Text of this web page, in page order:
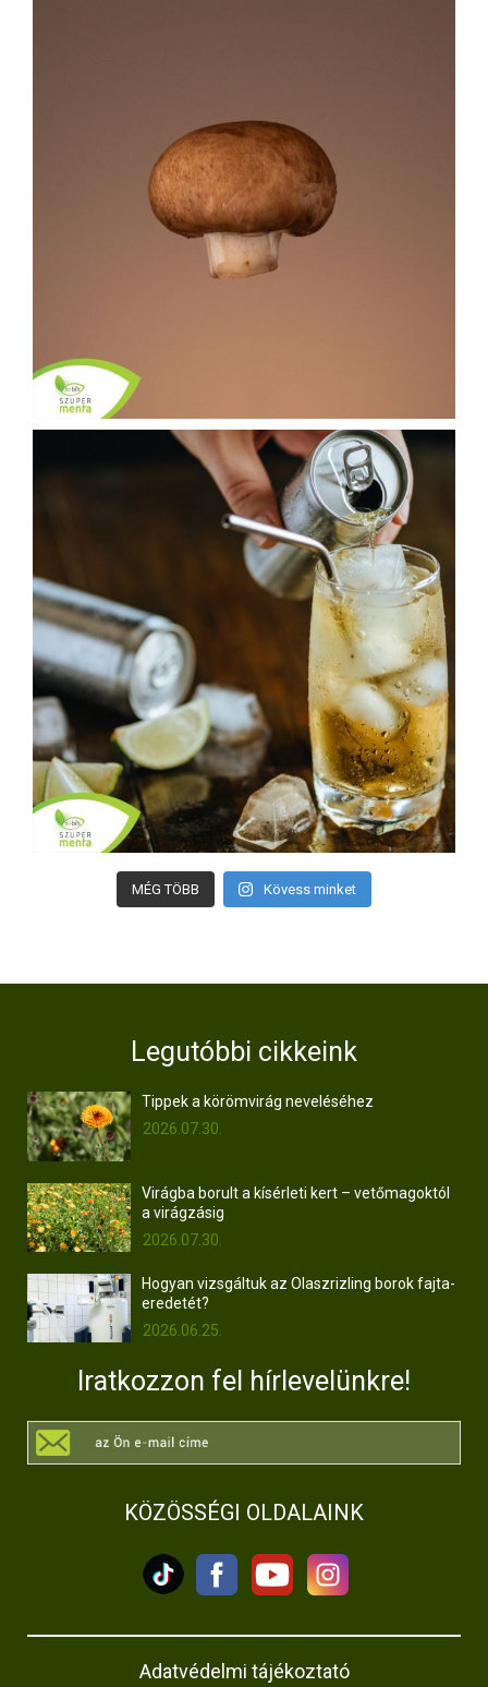
MÉG TÖBB Kövess minket
Legutóbbi cikkeink
Tippek a körömvirág neveléséhez
2026.07.30.
Virágba borult a kísérleti kert – vetőmagoktól
a virágzásig
2026.07.30.
Hogyan vizsgáltuk az Olaszrizling borok fajta-
eredetét?
2026.06.25.
Iratkozzon fel hírlevelünkre!
KÖZÖSSÉGI OLDALAINK
Adatvédelmi tájékoztató